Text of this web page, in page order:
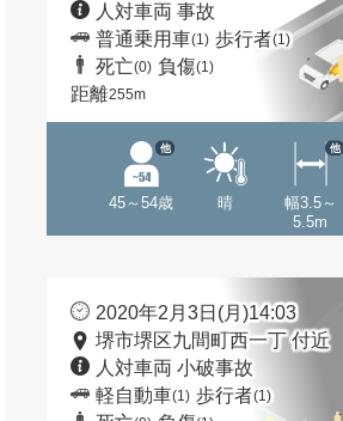
人対車両 事故
普通乗用車(1) 歩行者(1)
死亡(0) 負傷(1)
距離255m
45～54歳
他
晴
幅3.5～
5.5m
他
2020年2月3日(月)14:03
堺市堺区九間町西一丁 付近
人対車両 小破事故
軽自動車(1) 歩行者(1)